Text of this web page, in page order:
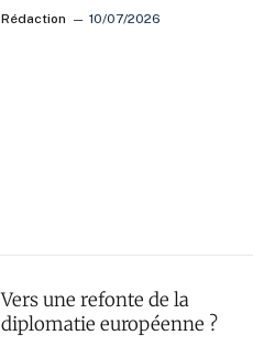
Rédaction 10/07/2026
Vers une refonte de la
diplomatie européenne ?